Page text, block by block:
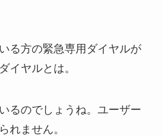
る方の緊急専用ダイヤルが
イヤルとは。
るのでしょうね。ユーザー
れません。